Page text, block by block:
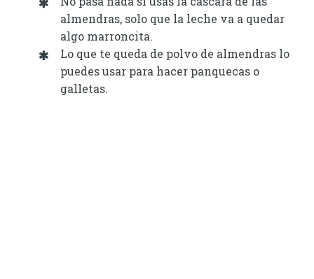
almendras, solo que la leche va a quedar
algo marroncita.
Lo que te queda de polvo de almendras lo
puedes usar para hacer panquecas o
galletas.